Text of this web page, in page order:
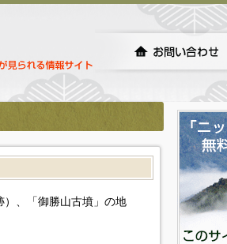
、「御勝山古墳」の地